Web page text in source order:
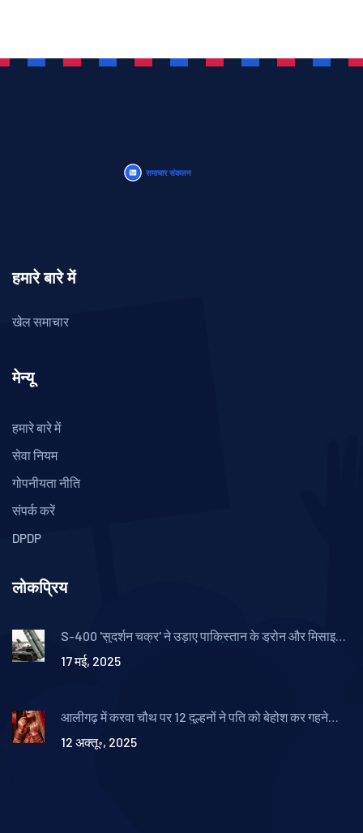
हमारे बारे में
खेल समाचार
मेन्यू
हमारे बारे में
सेवा नियम
गोपनीयता नीति
संपर्क करें
DPDP
लोकप्रिय
S-400 'सुदर्शन चक्र' ने उड़ाए पाकिस्तान के ड्रोन और मिसाइल,
17 मई, 2025
आलीगढ़ में करवा चौथ पर 12 दुल्हनों ने पति को बेहोश कर गहने
12 अक्तू॰, 2025